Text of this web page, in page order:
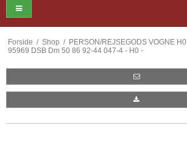
Forside / Shop / PERSON/REJSEGODS VOGNE H0
95969 DSB Dm 50 86 92-44 047-4 - H0 -